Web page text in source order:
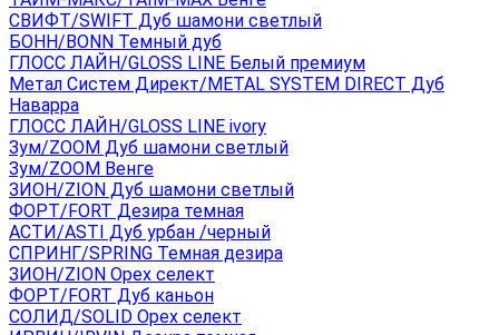
СВИФТ/SWIFT Дуб шамони светлый
БОНН/BONN Темный дуб
ГЛОСС ЛАЙН/GLOSS LINE Белый премиум
Метал Систем Директ/METAL SYSTEM DIRECT Дуб
Наварра
ГЛОСС ЛАЙН/GLOSS LINE ivory
Зум/ZOOM Дуб шамони светлый
Зум/ZOOM Венге
ЗИОН/ZION Дуб шамони светлый
ФОРТ/FORT Дезира темная
АСТИ/ASTI Дуб урбан /черный
СПРИНГ/SPRING Темная дезира
ЗИОН/ZION Орех селект
ФОРТ/FORT Дуб каньон
СОЛИД/SOLID Орех селект